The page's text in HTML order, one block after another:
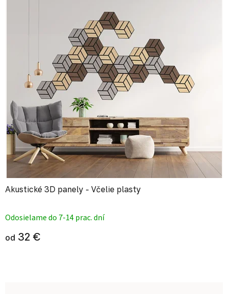
Akustické 3D panely - Včelie plasty
Odosielame do 7-14 prac. dní
od 32 €